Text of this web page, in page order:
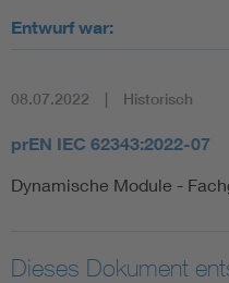
Entwurf war:
08.07.2022 Historisch
prEN IEC 62343:2022-07
Dynamische Module -
Dieses Dokument